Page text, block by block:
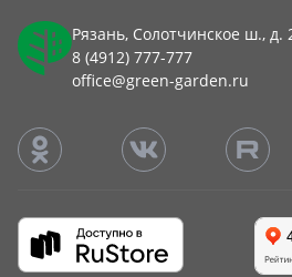
Рязань, Солотчинское ш., д.
8 (4912) 777-777
office@green-garden.ru